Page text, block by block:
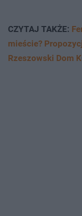
CZYTAJ TAKŻE:
mieście?
Rzeszowski Dom